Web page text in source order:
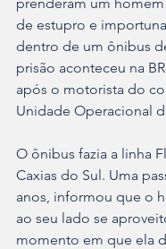
de estupro e
dentro de um ônibus
prisão aconteceu na
após o motorista do
Unidade Operacional
O ônibus fazia a linha
Caxias do Sul. Uma
anos, informou que o
ao seu lado se
momento em que ela